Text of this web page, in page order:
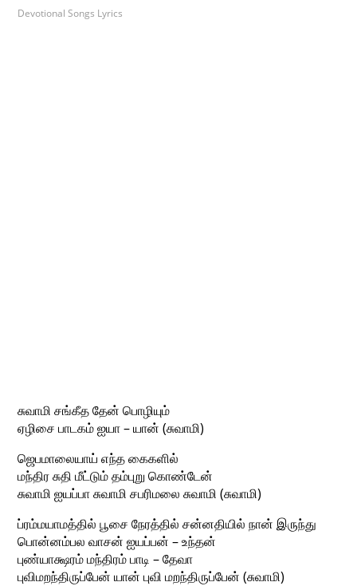
Devotional Songs Lyrics
சுவாமி சங்கீத தேன் பொழியும்
ஏழிசை பாடகம் ஐயா – யான் (சுவாமி)
ஜெபமாலையாய் எந்த கைகளில்
மந்திர சுதி மீட்டும் தம்புறு கொண்டேன்
சுவாமி ஐயப்பா சுவாமி சபரிமலை சுவாமி (சுவாமி)
ப்ரம்மயாமத்தில் பூசை நேரத்தில் சன்னதியில் நான் இருந்து
பொன்னம்பல வாசன் ஐயப்பன் – உந்தன்
புண்யாக்ஷரம் மந்திரம் பாடி – தேவா
புவிமறந்திருப்பேன் யான் புவி மறந்திருப்பேன் (சுவாமி)